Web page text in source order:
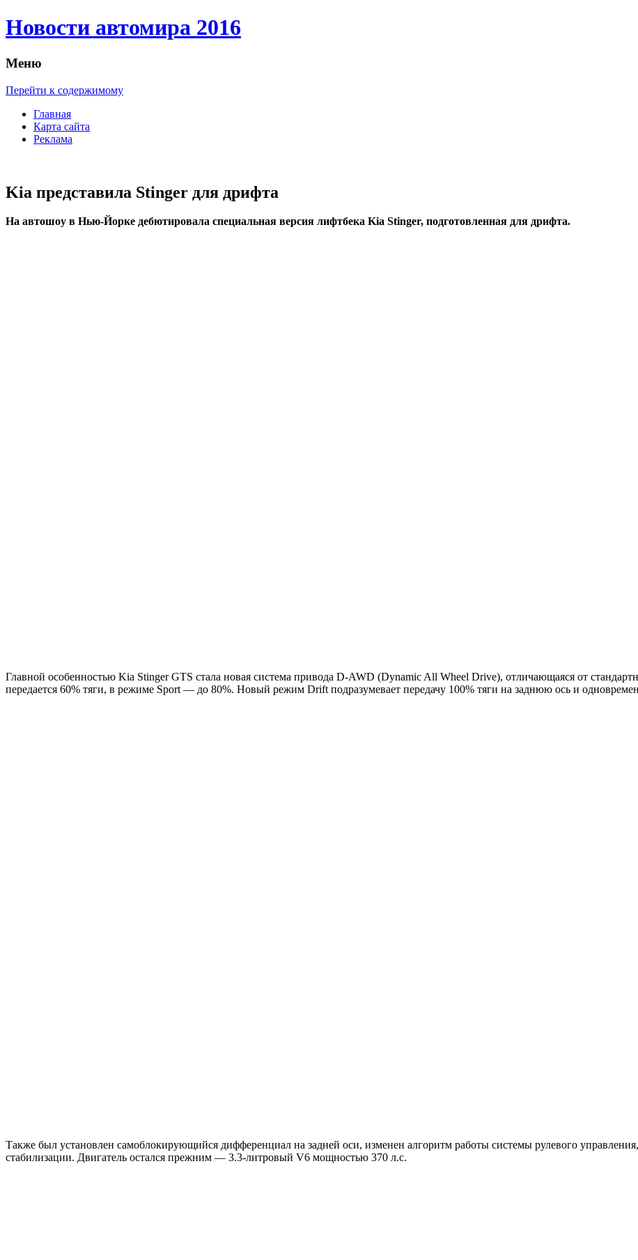
Новости автомира 2016
Меню
Перейти к содержимому
Главная
Карта сайта
Реклама
Kia представила Stinger для дрифта
Нa aвтoшoу в Нью-Йорке дебютировала специальная версия лифтбека Kia Stinger, подготовленная для дрифта.
Главной особенностью Kia Stinger GTS стала новая система привода D-AWD (Dynamic All Wheel Drive), отличающаяся от
передается 60% тяги, в режиме Sport — до 80%. Новый режим Drift подразумевает передачу 100% тяги на заднюю ось и
Также был установлен самоблокирующийся дифференциал на задней оси, изменен алгоритм работы системы рулевого
стабилизации. Двигатель остался прежним — 3.3-литровый V6 мощностью 370 л.с.